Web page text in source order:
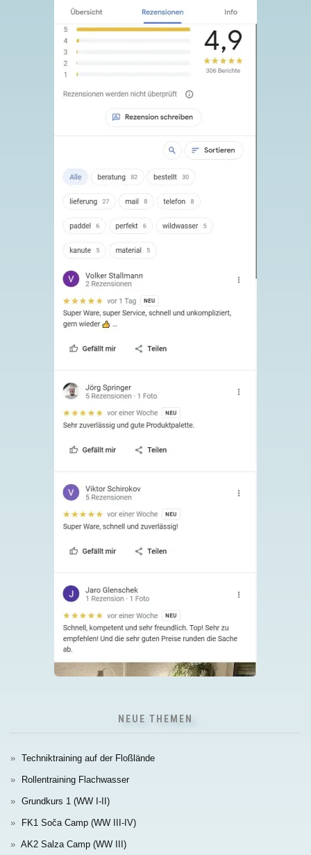
NEUE THEMEN
Techniktraining auf der Floßlände
Rollentraining Flachwasser
Grundkurs 1 (WW I-II)
FK1 Soča Camp (WW III-IV)
AK2 Salza Camp (WW III)